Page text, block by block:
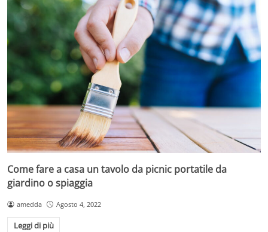
Come fare a casa un tavolo da picnic portatile da
giardino o spiaggia
amedda Agosto 4, 2022
Leggi di più